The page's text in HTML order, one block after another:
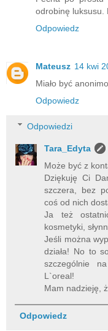
odrobinę luksusu.
Odpowiedz
Mateusz 14 kwi
Miało być
Odpowiedz
Odpowiedzi
Tara_Edyta
Może być z
Dziękuję Ci
szczera, bez
coś od nich
Ja też
kosmetyki,
Jeśli można
działa! No to
szczególnie
L`oreal!
Mam nadzieję,
Odpowiedz